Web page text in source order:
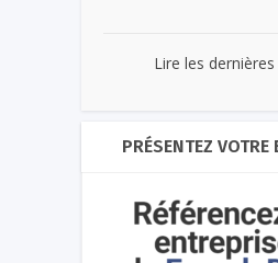
Lire les
PRÉSENTEZ VOTRE